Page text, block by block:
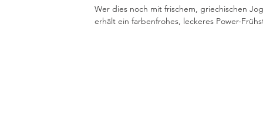
REZEPTKARTEN Rezeptvideo vegan
Wer dies noch mit frischem, griechischen
erhält ein farbenfrohes, leckeres Power-